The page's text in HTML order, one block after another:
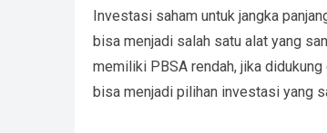
Investasi saham untuk jangka
bisa menjadi salah satu alat yang
memiliki PBSA rendah, jika didukung
bisa menjadi pilihan investasi yang